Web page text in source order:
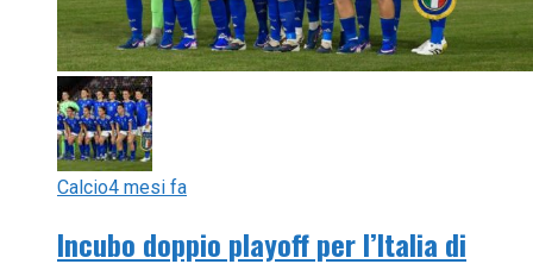
Calcio4 mesi fa
Incubo doppio playoff per l’Italia di